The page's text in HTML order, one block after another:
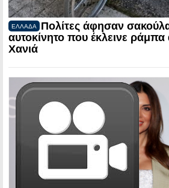
ΕΛΛΑΔΑ
Πολίτες άφησαν
αυτοκίνητο που έκλεινε
Χανιά